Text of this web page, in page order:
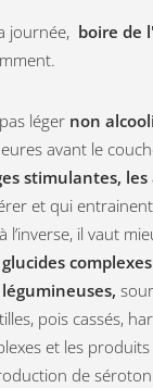
journée, boire de
léger non
avant le
stimulantes,
et qui
l’inverse, il vaut
complexes
légumineuses,
pois cassés,
et les
de